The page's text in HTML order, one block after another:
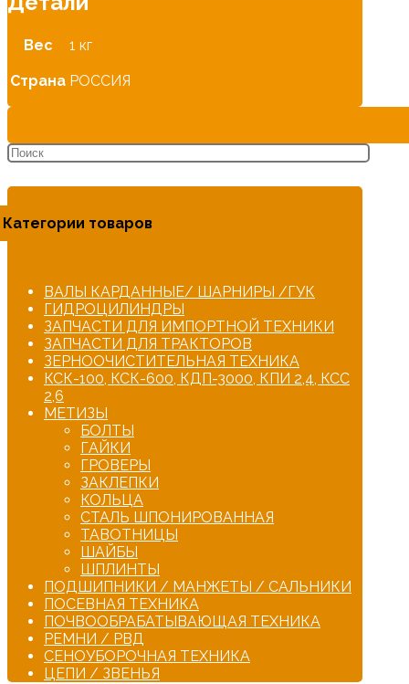
Вес 1 кг
Страна РОССИЯ
Категории товаров
ВАЛЫ КАРДАННЫЕ/ ШАРНИРЫ /ГУК
ГИДРОЦИЛИНДРЫ
ЗАПЧАСТИ ДЛЯ ИМПОРТНОЙ ТЕХНИКИ
ЗАПЧАСТИ ДЛЯ ТРАКТОРОВ
ЗЕРНООЧИСТИТЕЛЬНАЯ ТЕХНИКА
КСК-100, КСК-600, КДП-3000, КПИ 2,4, КСС
2,6
МЕТИЗЫ
БОЛТЫ
ГАЙКИ
ГРОВЕРЫ
ЗАКЛЕПКИ
КОЛЬЦА
СТАЛЬ ШПОНИРОВАННАЯ
ТАВОТНИЦЫ
ШАЙБЫ
ШПЛИНТЫ
ПОДШИПНИКИ / МАНЖЕТЫ / САЛЬНИКИ
ПОСЕВНАЯ ТЕХНИКА
ПОЧВООБРАБАТЫВАЮЩАЯ ТЕХНИКА
РЕМНИ / РВД
СЕНОУБОРОЧНАЯ ТЕХНИКА
ЦЕПИ / ЗВЕНЬЯ